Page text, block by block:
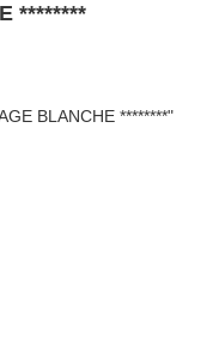
********